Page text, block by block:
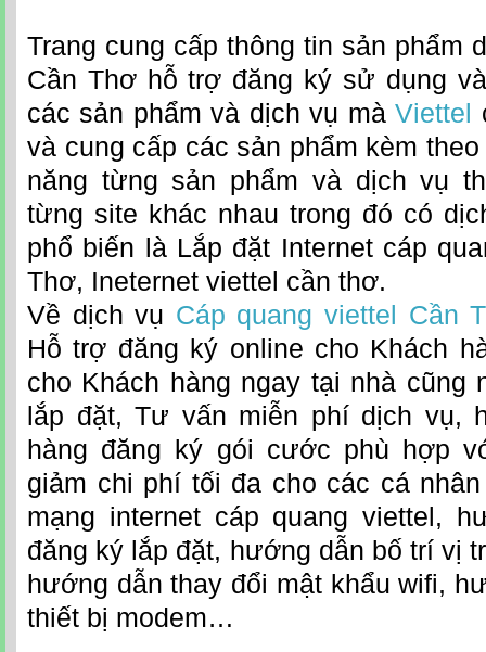
Trang cung cấp thông tin sản phẩm
Cần Thơ hỗ trợ đăng ký sử dụng
các sản phẩm và dịch vụ màViettel
và cung cấp các sản phẩm kèm
năng từng sản phẩm và dịch vụ
từng site khác nhau trong đó có
phổ biến là Lắp đặt Internet cáp
Thơ, Ineternet viettel cần thơ.
Về dịch vụ Cáp quang viettel Cần
Hỗ trợ đăng ký online cho Khách
cho Khách hàng ngay tại nhà cũng
lắp đặt, Tư vấn miễn phí dịch vụ,
hàng đăng ký gói cước phù hợp
giảm chi phí tối đa cho các cá
mạng internet cáp quang viettel,
đăng ký lắp đặt, hướng dẫn bố trí vị
hướng dẫn thay đổi mật khẩu wifi,
thiết bị modem…